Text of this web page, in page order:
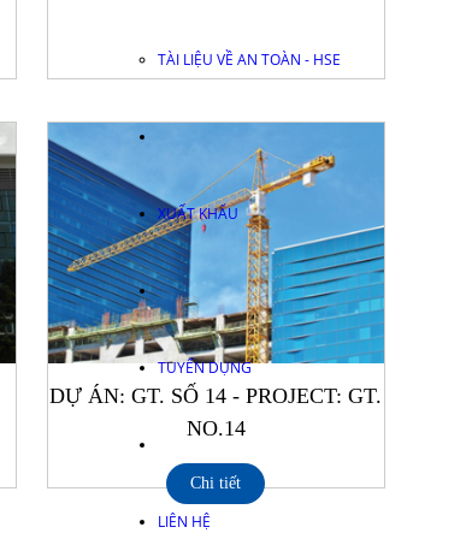
TÀI LIỆU VỀ AN TOÀN - HSE
XUẤT KHẨU
TUYỂN DỤNG
LIÊN HỆ
DỰ ÁN: GT. SỐ 14 - PROJECT: GT.
NO.14
Chi tiết